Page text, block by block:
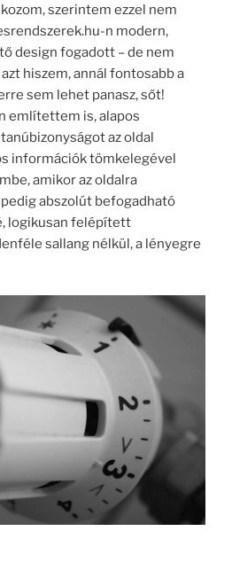
szerintem ezzel nem
n modern,
design fogadott – de nem
hiszem, annál fontosabb a
sem lehet panasz, sőt!
említettem is, alapos
az oldal
információk tömkelegével
amikor az oldalra
abszolút befogadható
logikusan felépített
sallang nélkül, a lényegre